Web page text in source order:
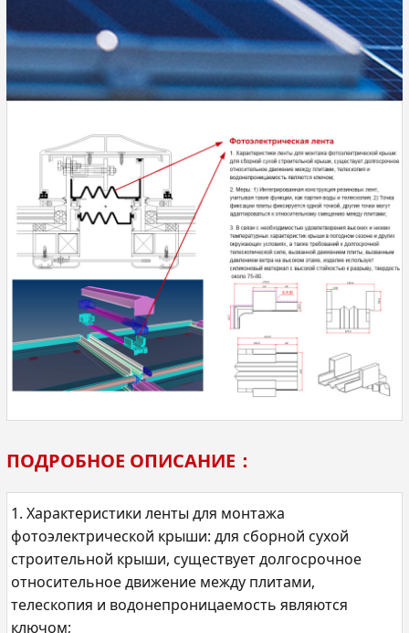
ПОДРОБНОЕ ОПИСАНИЕ：
1. Характеристики ленты для монтажа
фотоэлектрической крыши: для сборной сухой
строительной крыши, существует долгосрочное
относительное движение между плитами,
телескопия и водонепроницаемость являются
ключом;